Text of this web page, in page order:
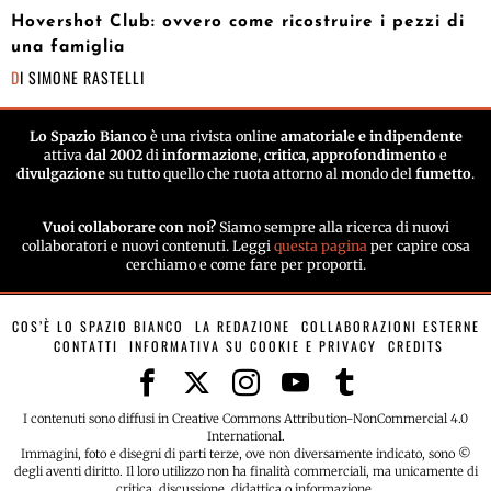
Hovershot Club: ovvero come ricostruire i pezzi di
una famiglia
DI SIMONE RASTELLI
Lo Spazio Biancoè una rivista online amatoriale e indipendente
attiva dal 2002 di informazione, critica, approfondimento e
divulgazione su tutto quello che ruota attorno al mondo del fumetto.
Vuoi collaborare con noi? Siamo sempre alla ricerca di nuovi
collaboratori e nuovi contenuti. Leggi questa pagina per capire cosa
cerchiamo e come fare per proporti.
COS’È LO SPAZIO BIANCO LA REDAZIONE
COLLABORAZIONI ESTERNE
CONTATTI
INFORMATIVA SU COOKIE E PRIVACY CREDITS
I contenuti sono diffusi in Creative Commons Attribution-NonCommercial 4.0
International.
Immagini, foto e disegni di parti terze, ove non diversamente indicato, sono ©
degli aventi diritto. Il loro utilizzo non ha finalità commerciali, ma unicamente di